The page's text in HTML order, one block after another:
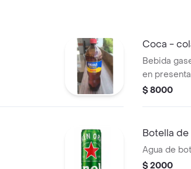
Coca -
Bebida
en
compartir.
$ 8000
Botella
Agua de
$ 2000